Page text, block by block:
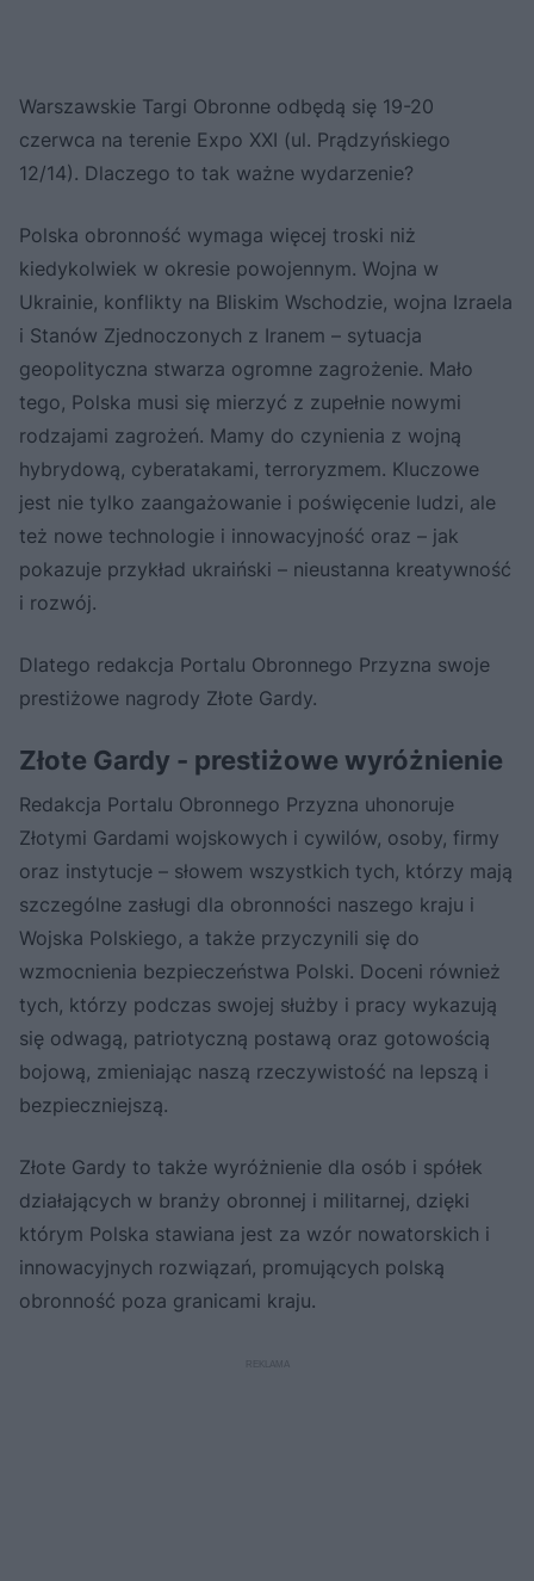
Warszawskie Targi Obronne odbędą się 19-20
czerwca na terenie Expo XXI (ul. Prądzyńskiego
12/14). Dlaczego to tak ważne wydarzenie?
Polska obronność wymaga więcej troski niż
kiedykolwiek w okresie powojennym. Wojna w
Ukrainie, konflikty na Bliskim Wschodzie, wojna Izraela
i Stanów Zjednoczonych z Iranem – sytuacja
geopolityczna stwarza ogromne zagrożenie. Mało
tego, Polska musi się mierzyć z zupełnie nowymi
rodzajami zagrożeń. Mamy do czynienia z wojną
hybrydową, cyberatakami, terroryzmem. Kluczowe
jest nie tylko zaangażowanie i poświęcenie ludzi, ale
też nowe technologie i innowacyjność oraz – jak
pokazuje przykład ukraiński – nieustanna kreatywność
i rozwój.
Dlatego redakcja Portalu Obronnego Przyzna swoje
prestiżowe nagrody Złote Gardy.
Złote Gardy - prestiżowe wyróżnienie
Redakcja Portalu Obronnego Przyzna uhonoruje
Złotymi Gardami wojskowych i cywilów, osoby, firmy
oraz instytucje – słowem wszystkich tych, którzy mają
szczególne zasługi dla obronności naszego kraju i
Wojska Polskiego, a także przyczynili się do
wzmocnienia bezpieczeństwa Polski. Doceni również
tych, którzy podczas swojej służby i pracy wykazują
się odwagą, patriotyczną postawą oraz gotowością
bojową, zmieniając naszą rzeczywistość na lepszą i
bezpieczniejszą.
Złote Gardy to także wyróżnienie dla osób i spółek
działających w branży obronnej i militarnej, dzięki
którym Polska stawiana jest za wzór nowatorskich i
innowacyjnych rozwiązań, promujących polską
obronność poza granicami kraju.